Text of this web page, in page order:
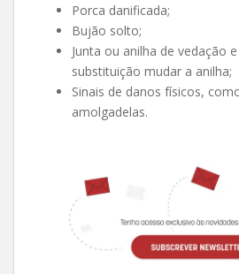
Porca danificada;
Bujão solto;
Junta ou anilha de vedação
substituição mudar a anilha;
Sinais de danos físicos,
amolgadelas.